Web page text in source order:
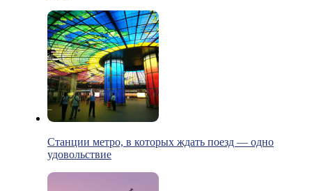
Станции метро, в которых ждать поезд — одно
удовольствие